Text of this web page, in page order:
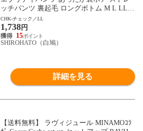
ッチパンツ 裏起毛 ロングボトム M L LL 3
L パジャマ ルームウェア 毛パン 裏シャギ
ー
CHK-チェック／LL
1,738円
15
SHIROHATO（白鳩）
詳細を見る
【送料無料】 ラヴィジュール MINAMOｺﾗ